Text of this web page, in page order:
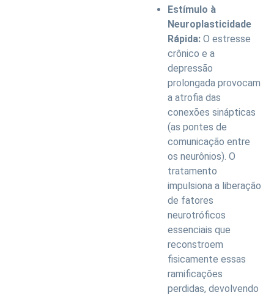
Estímulo à
Neuroplasticidade
Rápida: O estresse
crônico e a
depressão
prolongada provocam
a atrofia das
conexões sinápticas
(as pontes de
comunicação entre
os neurônios). O
tratamento
impulsiona a liberação
de fatores
neurotróficos
essenciais que
reconstroem
fisicamente essas
ramificações
perdidas, devolvendo